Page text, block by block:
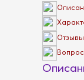
Отзывы